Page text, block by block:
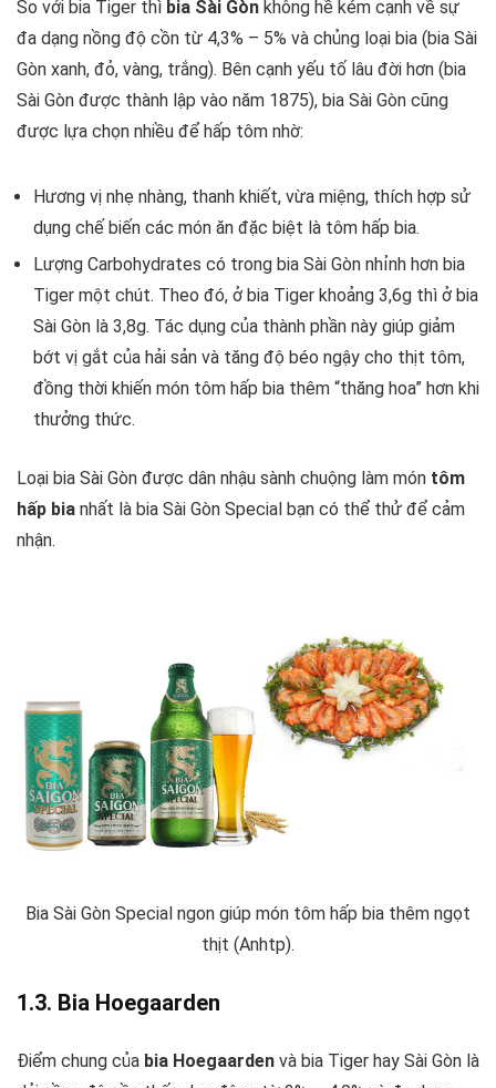
So với bia Tiger thì bia Sài Gòn không hề kém cạnh về sự
đa dạng nồng độ cồn từ 4,3% – 5% và chủng loại bia (bia Sài
Gòn xanh, đỏ, vàng, trắng). Bên cạnh yếu tố lâu đời hơn (bia
Sài Gòn được thành lập vào năm 1875), bia Sài Gòn cũng
được lựa chọn nhiều để hấp tôm nhờ:
Hương vị nhẹ nhàng, thanh khiết, vừa miệng, thích hợp sử
dụng chế biến các món ăn đặc biệt là tôm hấp bia.
Lượng Carbohydrates có trong bia Sài Gòn nhỉnh hơn bia
Tiger một chút. Theo đó, ở bia Tiger khoảng 3,6g thì ở bia
Sài Gòn là 3,8g. Tác dụng của thành phần này giúp giảm
bớt vị gắt của hải sản và tăng độ béo ngậy cho thịt tôm,
đồng thời khiến món tôm hấp bia thêm “thăng hoa” hơn khi
thưởng thức.
Loại bia Sài Gòn được dân nhậu sành chuộng làm món tôm
hấp bia nhất là bia Sài Gòn Special bạn có thể thử để cảm
nhận.
Bia Sài Gòn Special ngon giúp món tôm hấp bia thêm ngọt
thịt (Anhtp).
1.3. Bia Hoegaarden
Điểm chung của bia Hoegaarden và bia Tiger hay Sài Gòn là